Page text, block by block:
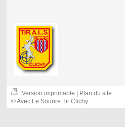
Version imprimable
Plan du site
© Avec Le Sourire Tir Clichy